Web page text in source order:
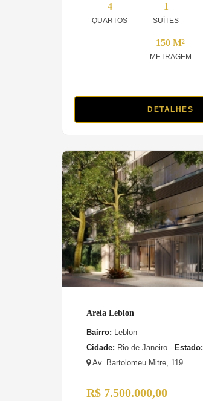
4
QUARTOS
1
SUÍTES
150 M²
METRAGEM
DETALHES
Areia Leblon
Bairro: Leblon
Cidade: Rio de Janeiro - Estado:
Av. Bartolomeu Mitre, 119
R$ 7.500.000,00